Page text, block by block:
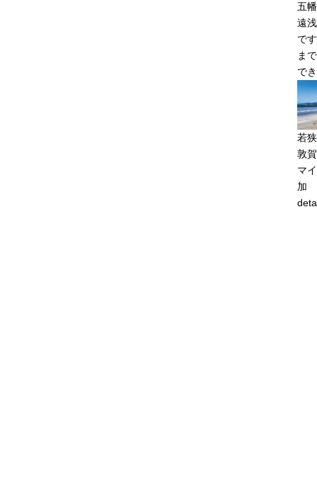
五
遠
で
ま
で
若
敦
マ
加